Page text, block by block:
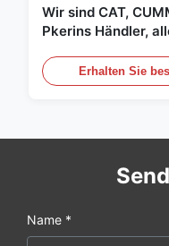
Wir sind CAT,
Pkerins Händler,
Erhalten Sie
Name *